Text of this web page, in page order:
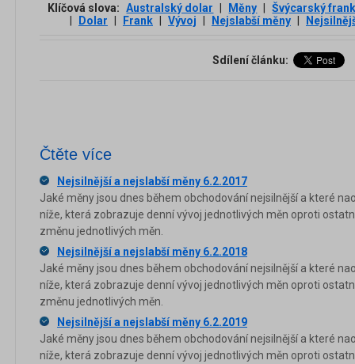
Klíčová slova: Australský dolar Měny
Švýcarský
Dolar Frank Vývoj Nejslabší měny
Sdílení článku:
Čtěte více
Nejsilnější a nejslabší měny 6.2.2017
Jaké měny jsou dnes během obchodování nejsilnější a které
níže, která zobrazuje denní vývoj jednotlivých měn oproti
změnu jednotlivých měn.
Nejsilnější a nejslabší měny 6.2.2018
Jaké měny jsou dnes během obchodování nejsilnější a které
níže, která zobrazuje denní vývoj jednotlivých měn oproti
změnu jednotlivých měn.
Nejsilnější a nejslabší měny 6.2.2019
Jaké měny jsou dnes během obchodování nejsilnější a které
níže, která zobrazuje denní vývoj jednotlivých měn oproti